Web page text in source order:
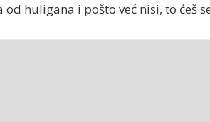
od huligana i pošto već nisi, to ćeš